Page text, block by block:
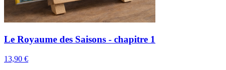
Le Royaume des Saisons - chapitre 1
13,90 €